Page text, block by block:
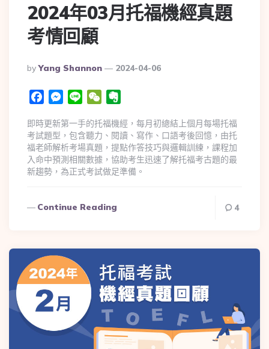
2024年03月托福機經真題
考情回顧
By Yang Shannon 2024-04-06
FacebookMessenger
Line WeChat
即時更新第一手的托福機經，每月初總結上個月每場托福
考試題型，包含聽力、閱讀、寫作、口語考後回憶，由托
福老師解析考場真題，提點作答技巧與邏輯訓練，課程加
入命中預測相關數據，協助考生迅速了解托福考古題的最
新趨勢，為正式考試做足準備。
Continue Reading 4